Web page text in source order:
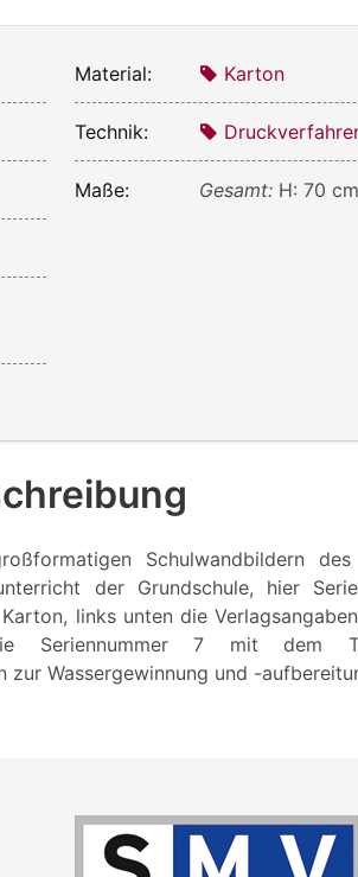
Material: Karton
Technik:
Maße: Gesamt: H: 70
Schulwandbildern des
der Grundschule, hier
links unten die
Seriennummer 7 mit dem
Wassergewinnung und -